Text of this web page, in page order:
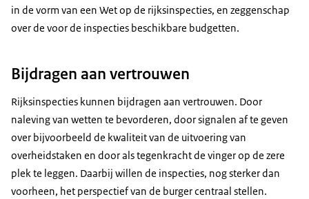
in de vorm van een Wet op de rijksinspecties, en zeggenschap
over de voor de inspecties beschikbare budgetten.
Bijdragen aan vertrouwen
Rijksinspecties kunnen bijdragen aan vertrouwen. Door
naleving van wetten te bevorderen, door signalen af te geven
over bijvoorbeeld de kwaliteit van de uitvoering van
overheidstaken en door als tegenkracht de vinger op de zere
plek te leggen. Daarbij willen de inspecties, nog sterker dan
voorheen, het perspectief van de burger centraal stellen.